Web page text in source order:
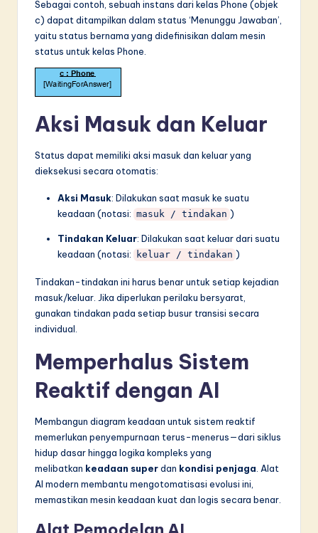
Sebagai contoh, sebuah instans dari kelas Phone (objek
c) dapat ditampilkan dalam status ‘Menunggu Jawaban’,
yaitu status bernama yang didefinisikan dalam mesin
status untuk kelas Phone.
Aksi Masuk dan Keluar
Status dapat memiliki aksi masuk dan keluar yang
dieksekusi secara otomatis:
Aksi Masuk: Dilakukan saat masuk ke suatu
keadaan (notasi: masuk / tindakan )
Tindakan Keluar: Dilakukan saat keluar dari suatu
keadaan (notasi:
keluar / tindakan )
Tindakan-tindakan ini harus benar untuk setiap kejadian
masuk/keluar. Jika diperlukan perilaku bersyarat,
gunakan tindakan pada setiap busur transisi secara
individual.
Memperhalus Sistem
Reaktif dengan AI
Membangun diagram keadaan untuk sistem reaktif
memerlukan penyempurnaan terus-menerus—dari siklus
hidup dasar hingga logika kompleks yang
melibatkan keadaan superdan kondisi penjaga. Alat
AI modern membantu mengotomatisasi evolusi ini,
memastikan mesin keadaan kuat dan logis secara benar.